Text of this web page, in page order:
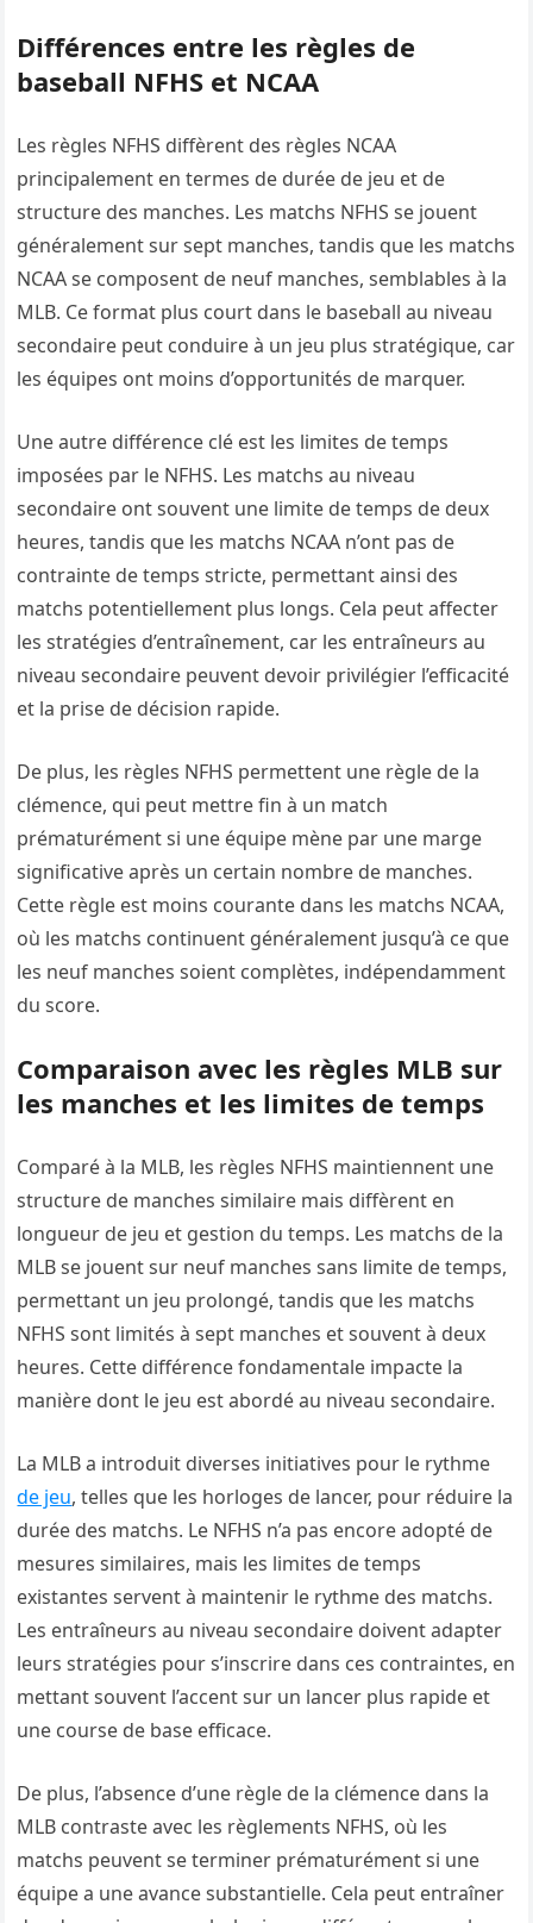
Différences entre les règles de
baseball NFHS et NCAA
Les règles NFHS diffèrent des règles NCAA
principalement en termes de durée de jeu et de
structure des manches. Les matchs NFHS se jouent
généralement sur sept manches, tandis que les matchs
NCAA se composent de neuf manches, semblables à la
MLB. Ce format plus court dans le baseball au niveau
secondaire peut conduire à un jeu plus stratégique, car
les équipes ont moins d’opportunités de marquer.
Une autre différence clé est les limites de temps
imposées par le NFHS. Les matchs au niveau
secondaire ont souvent une limite de temps de deux
heures, tandis que les matchs NCAA n’ont pas de
contrainte de temps stricte, permettant ainsi des
matchs potentiellement plus longs. Cela peut affecter
les stratégies d’entraînement, car les entraîneurs au
niveau secondaire peuvent devoir privilégier l’efficacité
et la prise de décision rapide.
De plus, les règles NFHS permettent une règle de la
clémence, qui peut mettre fin à un match
prématurément si une équipe mène par une marge
significative après un certain nombre de manches.
Cette règle est moins courante dans les matchs NCAA,
où les matchs continuent généralement jusqu’à ce que
les neuf manches soient complètes, indépendamment
du score.
Comparaison avec les règles MLB sur
les manches et les limites de temps
Comparé à la MLB, les règles NFHS maintiennent une
structure de manches similaire mais diffèrent en
longueur de jeu et gestion du temps. Les matchs de la
MLB se jouent sur neuf manches sans limite de temps,
permettant un jeu prolongé, tandis que les matchs
NFHS sont limités à sept manches et souvent à deux
heures. Cette différence fondamentale impacte la
manière dont le jeu est abordé au niveau secondaire.
La MLB a introduit diverses initiatives pour le rythme
de jeu, telles que les horloges de lancer, pour réduire la
durée des matchs. Le NFHS n’a pas encore adopté de
mesures similaires, mais les limites de temps
existantes servent à maintenir le rythme des matchs.
Les entraîneurs au niveau secondaire doivent adapter
leurs stratégies pour s’inscrire dans ces contraintes, en
mettant souvent l’accent sur un lancer plus rapide et
une course de base efficace.
De plus, l’absence d’une règle de la clémence dans la
MLB contraste avec les règlements NFHS, où les
matchs peuvent se terminer prématurément si une
équipe a une avance substantielle. Cela peut entraîner